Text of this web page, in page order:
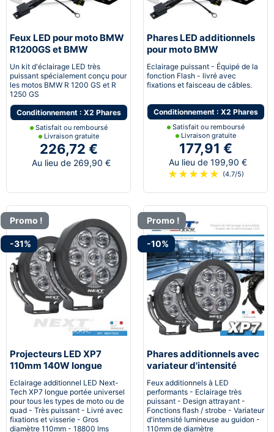
Feux LED pour moto BMW
R1200GS et BMW
R1250GS avec
stroboscope
Un kit d'éclairage LED très
puissant spécialement conçu pour
les motos BMW R 1200 GS et R
1250 GS
Conditionnement : X2 Phares
Satisfait ou remboursé
Livraison gratuite
226,72 €
Au lieu de 269,90 €
Phares LED additionnels
pour moto BMW
Eclairage puissant - Équipé de la
fonction Flash - livré avec
fixations et faisceau de câbles.
Conditionnement : X2 Phares
Satisfait ou remboursé
Livraison gratuite
177,91 €
Au lieu de 199,90 €
★ ★ ★ ★ ★ (4.7/5)
Promo !
-31%
Projecteurs LED XP7
110mm 140W longue
portée pour moto
Eclairage additionnel LED Next-
Tech XP7 longue portée universel
pour tous les types de moto ou de
quad - Très puissant - Livré avec
fixations et visserie - Gros
diamètre 110mm - 18800 lms
Promo !
-10%
Phares additionnels avec
variateur d'intensité
longue portée LED XP7
pour moto
Feux additionnels à LED
performants - Eclairage très
puissant - Design attrayant -
Fonctions flash / strobe - Variateur
d'intensité lumineuse au guidon -
110mm de diamètre